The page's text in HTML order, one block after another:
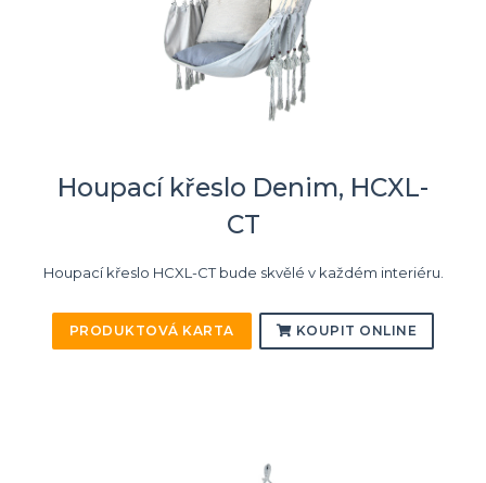
Houpací křeslo Denim, HCXL-
CT
Houpací křeslo HCXL-CT bude skvělé v každém interiéru.
PRODUKTOVÁ KARTA KOUPIT ONLINE